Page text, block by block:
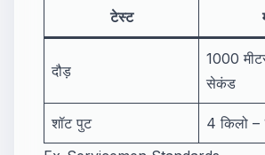
टेस्ट
दौड़
1000
सेकंड
शॉट पुट
4 किलो –